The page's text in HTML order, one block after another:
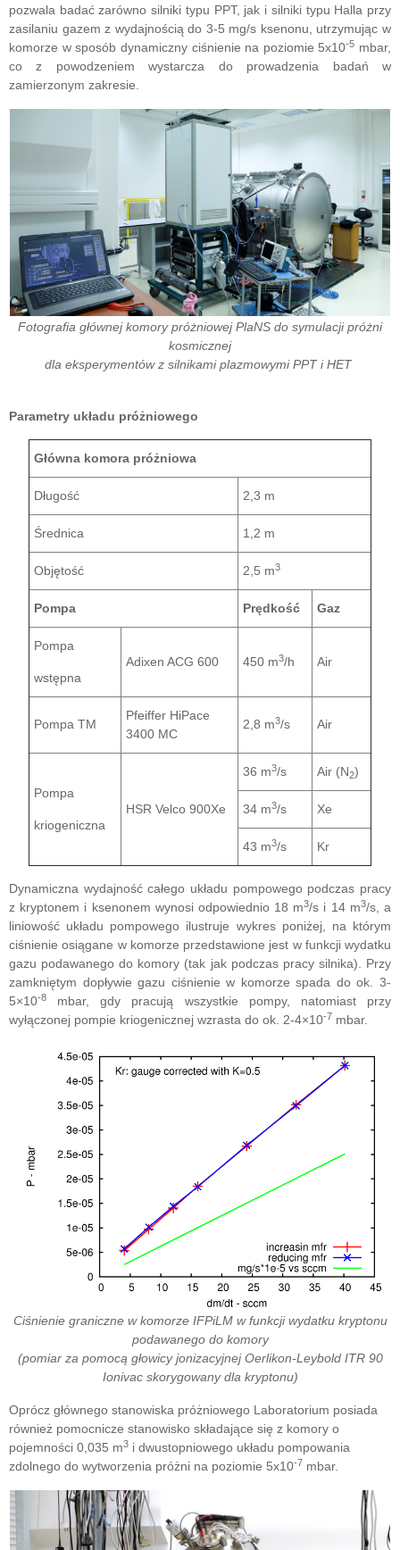
pozwala badać zarówno silniki typu PPT, jak i silniki typu Halla przy
zasilaniu gazem z wydajnością do 3-5 mg/s ksenonu, utrzymując w
komorze w sposób dynamiczny ciśnienie na poziomie 5x10-5 mbar,
co z powodzeniem wystarcza do prowadzenia badań w
zamierzonym zakresie.
Fotografia głównej komory próżniowej PlaNS do symulacji próżni
kosmicznej
dla eksperymentów z silnikami plazmowymi PPT i HET
Parametry układu próżniowego
Główna komora próżniowa
Długość 2,3 m
Średnica 1,2 m
Objętość 2,5 m3
Pompa Prędkość Gaz
Pompa
wstępna
Adixen ACG 600 450 m3/h Air
Pompa TM
Pfeiffer HiPace
3400 MC
2,8 m3/s Air
Pompa
kriogeniczna
HSR Velco 900Xe
36 m3/s Air (N2)
34 m3/s Xe
43 m3/s Kr
Dynamiczna wydajność całego układu pompowego podczas pracy
z kryptonem i ksenonem wynosi odpowiednio 18 m3/s i 14 m3/s, a
liniowość układu pompowego ilustruje wykres poniżej, na którym
ciśnienie osiągane w komorze przedstawione jest w funkcji wydatku
gazu podawanego do komory (tak jak podczas pracy silnika). Przy
zamkniętym dopływie gazu ciśnienie w komorze spada do ok. 3-
5×10-8
mbar, gdy pracują wszystkie pompy, natomiast przy
wyłączonej pompie kriogenicznej wzrasta do ok. 2-4×10-7 mbar.
Ciśnienie graniczne w komorze IFPiLM w funkcji wydatku kryptonu
podawanego do komory
(pomiar za pomocą głowicy jonizacyjnej Oerlikon-Leybold ITR 90
Ionivac skorygowany dla kryptonu)
Oprócz głównego stanowiska próżniowego Laboratorium posiada
również pomocnicze stanowisko składające się z komory o
pojemności 0,035 m3 i dwustopniowego układu pompowania
zdolnego do wytworzenia próżni na poziomie 5x10-7 mbar.